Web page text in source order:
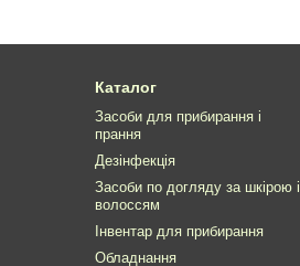
Каталог
Засоби для прибирання і
прання
Дезінфекція
Засоби по догляду за шкірою і
волоссям
Інвентар для прибирання
Обладнання